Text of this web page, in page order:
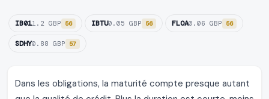
IB011.2 GBP 56 IBTU0.05 GBP 56 FLOA0.06 GBP 56
SDHY0.88 GBP 57
Dans les obligations, la maturité compte presque autant